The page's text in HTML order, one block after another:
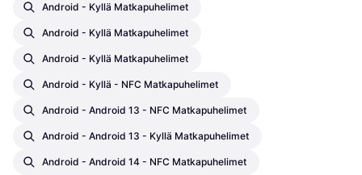
Android - Kyllä Matkapuhelimet
Android - Kyllä Matkapuhelimet
Android - Kyllä Matkapuhelimet
Android - Kyllä - NFC Matkapuhelimet
Android - Android 13 - NFC Matkapuhelimet
Android - Android 13 - Kyllä Matkapuhelimet
Android - Android 14 - NFC Matkapuhelimet